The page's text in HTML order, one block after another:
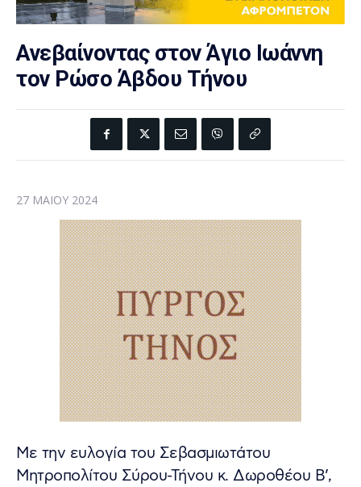
Ανεβαίνοντας στον Άγιο Ιωάννη
τον Ρώσο Άβδου Τήνου
27 ΜΑΪ́ΟΥ 2024
Με την ευλογία του Σεβασμιωτάτου
Μητροπολίτου Σύρου-Τήνου κ. Δωροθέου Β’,